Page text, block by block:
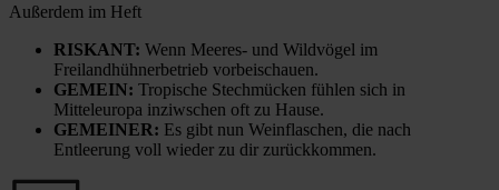
Außerdem im Heft
RISKANT: Wenn Meeres- und Wildvögel im
Freilandhühnerbetrieb vorbeischauen.
GEMEIN: Tropische Stechmücken fühlen sich in
Mitteleuropa inziwschen oft zu Hause.
GEMEINER: Es gibt nun Weinflaschen, die nach
Entleerung voll wieder zu dir zurückkommen.